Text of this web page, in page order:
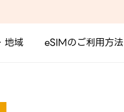
地域 eSIMのご利用方法